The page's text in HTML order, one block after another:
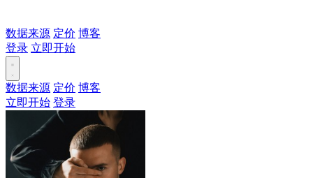
数据来源 定价 博客
登录 立即开始
数据来源 定价 博客
立即开始 登录